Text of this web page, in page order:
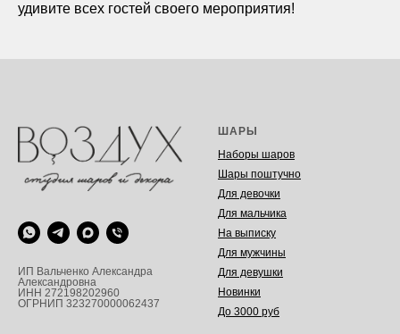
удивите всех гостей своего мероприятия!
ИП Вальченко Александра
Александровна
ИНН 272198202960
ОГРНИП 323270000062437
ШАРЫ
Наборы шаров
Шары поштучно
Для девочки
Для мальчика
На выписку
Для мужчины
Для девушки
Новинки
До 3000 руб